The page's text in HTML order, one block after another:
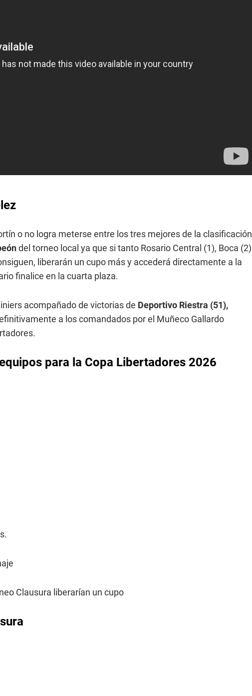
o no logra meterse entre los tres mejores de la clasificación
del torneo local ya que si tanto Rosario Central (1), Boca (2)
liberarán un cupo más y accederá directamente a la
finalice en la cuarta plaza.
acompañado de victorias de Deportivo Riestra (51),
a los comandados por el Muñeco Gallardo
para la Copa Libertadores 2026
Clausura liberarían un cupo